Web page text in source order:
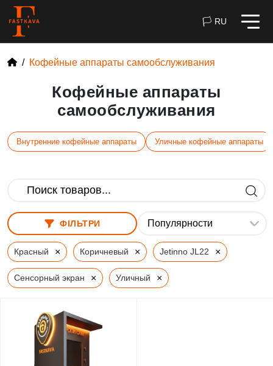
🏳 RU
Кофейные аппараты самообслуживания
Кофейные аппараты
самообслуживания
Внутренние кофейные аппараты Уличные кофейные аппараты
ФІЛЬТРИ
Красный × Коричневый × Jetinno JL22 ×
Сенсорный экран × Уличный ×